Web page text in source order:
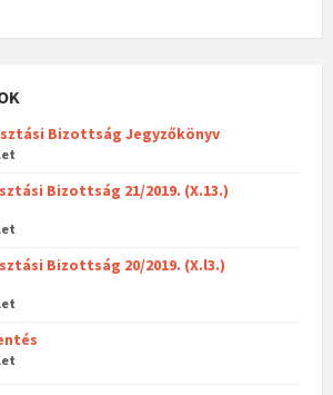
Bizottság Jegyzőkönyv
Bizottság 21/2019. (X.13.)
Bizottság 20/2019. (X.l3.)